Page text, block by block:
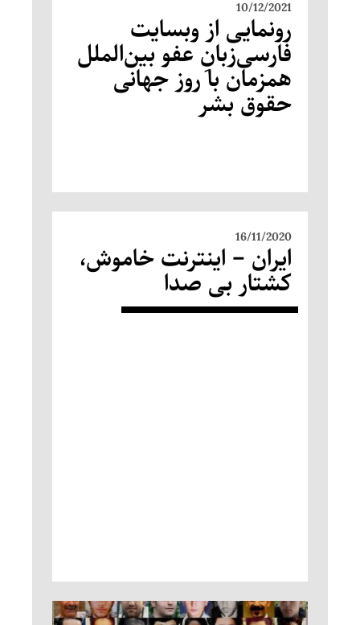
10/12/2021
رونمایی از وبسایت
فارسی‌زبانِ عفو بین‌الملل
همزمان با روز جهانی
حقوق بشر
16/11/2020
ایران – اینترنت خاموش،
کشتار بی صدا